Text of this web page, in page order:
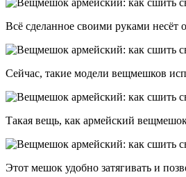
Всё сделанное своими руками
Сейчас, такие модели вещмешков
Такая вещь, как армейский
Этот мешок удобно затягивать и